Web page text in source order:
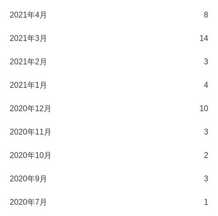
2021年4月 8
2021年3月 14
2021年2月 3
2021年1月 4
2020年12月 10
2020年11月 3
2020年10月 2
2020年9月 3
2020年7月 1